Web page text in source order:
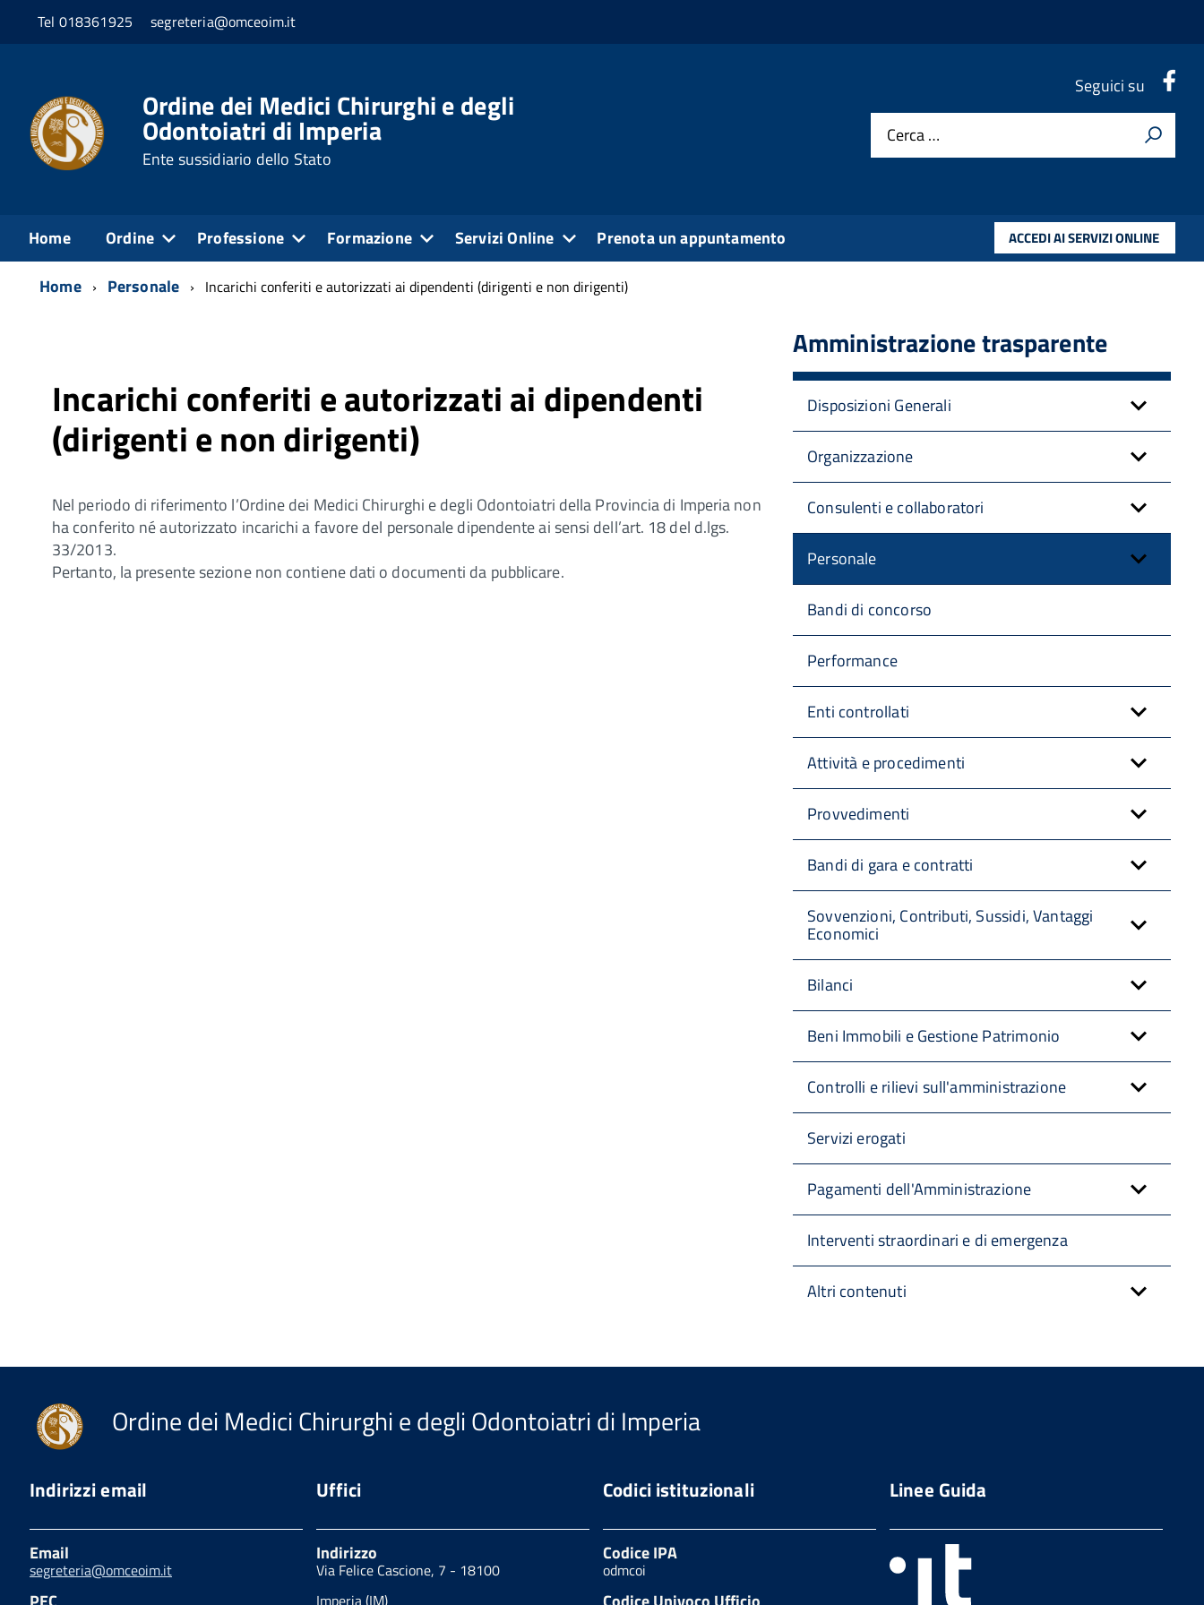
Tel 018361925 segreteria@omceoim.it
Ordine dei Medici Chirurghi e degli
Odontoiatri di Imperia
Ente sussidiario dello Stato
Seguici su .
Cerca …
Home Ordine Professione Formazione Servizi Online Prenota un appuntamento ACCEDI AI SERVIZI ONLINE
Home Personale Incarichi conferiti e autorizzati ai dipendenti (dirigenti e non dirigenti)
Incarichi conferiti e autorizzati ai dipendenti
(dirigenti e non dirigenti)
Nel periodo di riferimento l’Ordine dei Medici Chirurghi e degli Odontoiatri della Provincia di Imperia non
ha conferito né autorizzato incarichi a favore del personale dipendente ai sensi dell’art. 18 del d.lgs.
33/2013.
Pertanto, la presente sezione non contiene dati o documenti da pubblicare.
Amministrazione trasparente
Disposizioni Generali
Organizzazione
Consulenti e collaboratori
Personale
Bandi di concorso
Performance
Enti controllati
Attività e procedimenti
Provvedimenti
Bandi di gara e contratti
Sovvenzioni, Contributi, Sussidi, Vantaggi
Economici
Bilanci
Beni Immobili e Gestione Patrimonio
Controlli e rilievi sull'amministrazione
Servizi erogati
Pagamenti dell'Amministrazione
Interventi straordinari e di emergenza
Altri contenuti
Ordine dei Medici Chirurghi e degli Odontoiatri di Imperia
Indirizzi email
Email
segreteria@omceoim.it
Uffici
Indirizzo
Via Felice Cascione, 7 - 18100
Imperia (IM)
Codici istituzionali
Codice IPA
odmcoi
Linee Guida